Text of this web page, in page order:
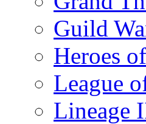
Guild
Heroes
League
Lineage